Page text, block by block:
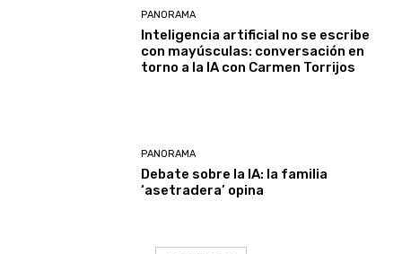
PANORAMA
Inteligencia artificial no se escribe
con mayúsculas: conversación en
torno a la IA con Carmen Torrijos
PANORAMA
Debate sobre la IA: la familia
‘asetradera’ opina